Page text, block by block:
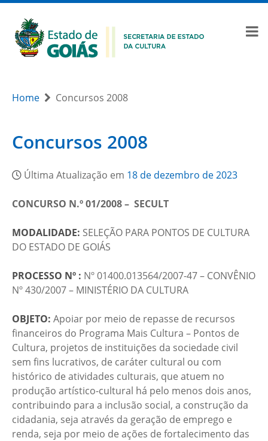
Home Concursos 2008
Concursos 2008
Última Atualização em 18 de dezembro de 2023
CONCURSO N.º 01/2008 – SECULT
MODALIDADE: SELEÇÃO PARA PONTOS DE CULTURA
DO ESTADO DE GOIÁS
PROCESSO Nº : Nº 01400.013564/2007-47 – CONVÊNIO
Nº 430/2007 – MINISTÉRIO DA CULTURA
OBJETO: Apoiar por meio de repasse de recursos
financeiros do Programa Mais Cultura – Pontos de
Cultura, projetos de instituições da sociedade civil
sem fins lucrativos, de caráter cultural ou com
histórico de atividades culturais, que atuem no
produção artístico-cultural há pelo menos dois anos,
contribuindo para a inclusão social, a construção da
cidadania, seja através da geração de emprego e
renda, seja por meio de ações de fortalecimento das